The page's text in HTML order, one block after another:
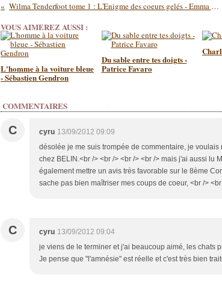
Wilma Tenderfoot tome 1 : L'Enigme des coeurs gelés - Emma Kennedy
VOUS AIMEREZ AUSSI :
L'homme à la voiture bleue
- Sébastien Gendron
Du sable entre tes doigts -
Patrice Favaro
COMMENTAIRES
C cyru 13/09/2012 09:09
désolée je me suis trompée de commentaire, je
chez BELIN.<br /> <br /> <br /> <br /> mais j'ai aussi lu
également mettre un avis très favorable sur le 8ème
sache pas bien maîtriser mes coups de coeur, <br />
C cyru 13/09/2012 09:04
je viens de le terminer et j'ai beaucoup aimé, les chats
Je pense que "l'amnésie" est réelle et c'est très bien